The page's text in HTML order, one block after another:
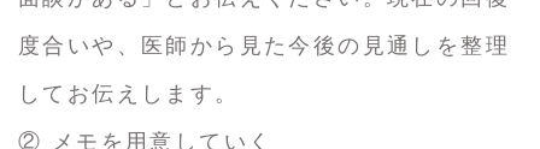
度合いや、医師から見た今後の見通しを整理
してお伝えします。
② メモを用意していく